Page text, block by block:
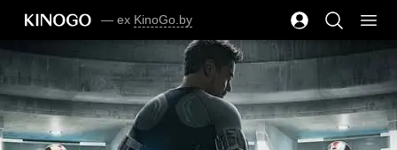
— ex KinoGo.by